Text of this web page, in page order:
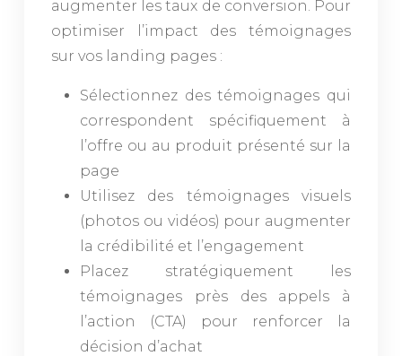
augmenter les taux de conversion. Pour
optimiser l’impact des témoignages
sur vos landing pages :
Sélectionnez des témoignages qui
correspondent spécifiquement à
l’offre ou au produit présenté sur la
page
Utilisez des témoignages visuels
(photos ou vidéos) pour augmenter
la crédibilité et l’engagement
Placez stratégiquement les
témoignages près des appels à
l’action (CTA) pour renforcer la
décision d’achat